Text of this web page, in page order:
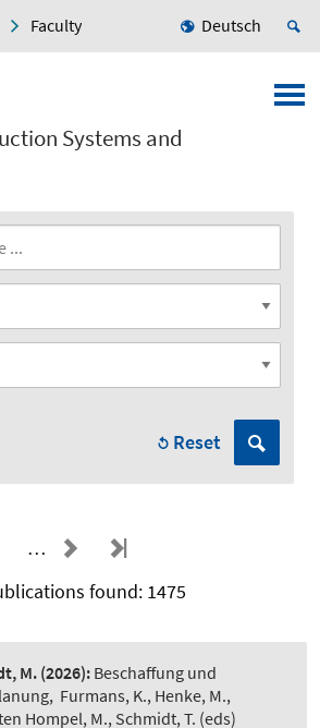
Faculty Deutsch
Systems and
Reset
…
found: 1475
M. (2026): Beschaffung und
, Furmans, K., Henke, M.,
Hompel, M., Schmidt, T. (eds)